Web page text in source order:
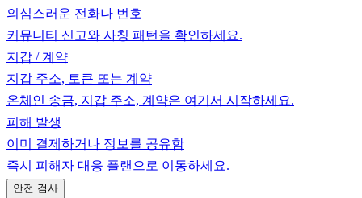
의심스러운 전화나 번호
커뮤니티 신고와 사칭 패턴을 확인하세요.
지갑 / 계약
지갑 주소, 토큰 또는 계약
온체인 송금, 지갑 주소, 계약은 여기서 시작하세요.
피해 발생
이미 결제하거나 정보를 공유함
즉시 피해자 대응 플랜으로 이동하세요.
안전 검사